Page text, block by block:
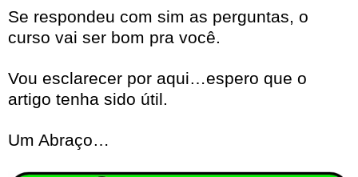
Se respondeu com sim as perguntas, o
curso vai ser bom pra você.
Vou esclarecer por aqui…espero que o
artigo tenha sido útil.
Um Abraço…